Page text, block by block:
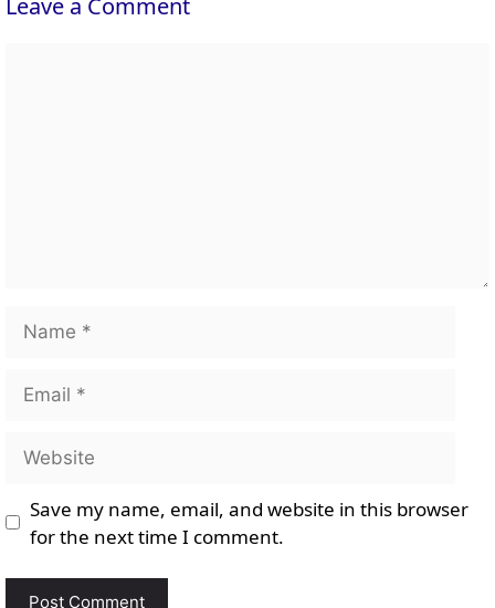
Name
Email
Website
Save my name, email, and website in this browser
for the next time I comment.